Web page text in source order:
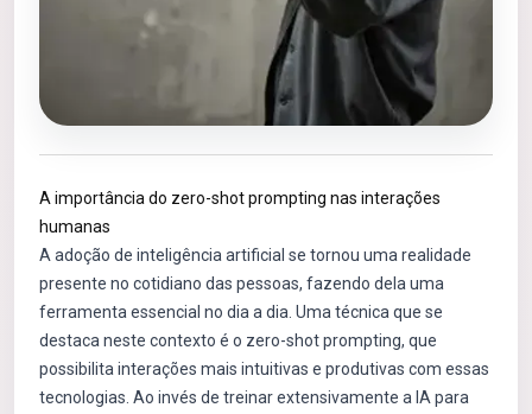
A importância do zero-shot prompting nas interações
humanas
A adoção de inteligência artificial se tornou uma realidade
presente no cotidiano das pessoas, fazendo dela uma
ferramenta essencial no dia a dia. Uma técnica que se
destaca neste contexto é o zero-shot prompting, que
possibilita interações mais intuitivas e produtivas com essas
tecnologias. Ao invés de treinar extensivamente a IA para